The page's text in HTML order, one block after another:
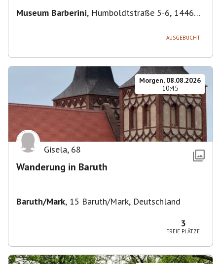
Museum Barberini, Humboldtstraße 5-6, 14467
AUSGEBUCHT
Morgen, 08.08.2026
10:45
Gisela, 68
Wanderung in Baruth
Baruth/Mark, 15 Baruth/Mark, Deutschland
3
FREIE PLÄTZE